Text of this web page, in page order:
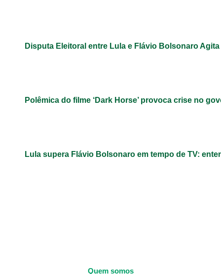
Disputa Eleitoral entre Lula e Flávio Bolsonaro Agita
Polêmica do filme ‘Dark Horse’ provoca crise no
Lula supera Flávio Bolsonaro em tempo de TV:
Quem somos